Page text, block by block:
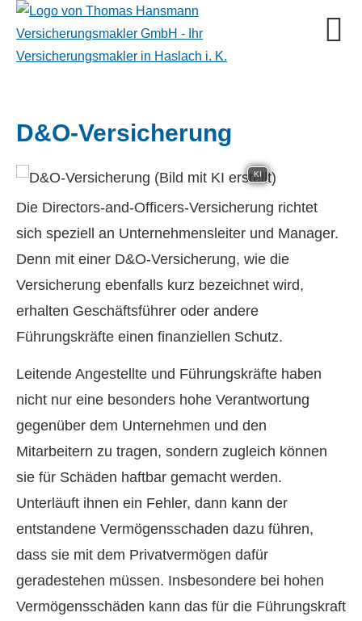
D&O-Versicherung
KI
Die Directors-and-Officers-Versicherung richtet
sich speziell an Unternehmensleiter und Manager.
Denn mit einer D&O-Versicherung, wie die
Versicherung ebenfalls kurz bezeichnet wird,
erhalten Geschäftsführer oder andere
Führungskräfte einen finanziellen Schutz.
Leitende Angestellte und Führungskräfte haben
nicht nur eine besonders hohe Verantwortung
gegenüber dem Unternehmen und den
Mitarbeitern zu tragen, sondern zugleich können
sie für Schäden haftbar gemacht werden.
Unterläuft ihnen ein Fehler, dann kann der
entstandene Vermögensschaden dazu führen,
dass sie mit dem Privatvermögen dafür
geradestehen müssen. Insbesondere bei hohen
Vermögensschäden kann das für die Führungskraft